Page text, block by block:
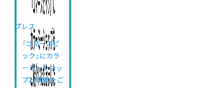
プレス
『コマースピ
ック』にカラ
ーミーショッ
プ20周年をご